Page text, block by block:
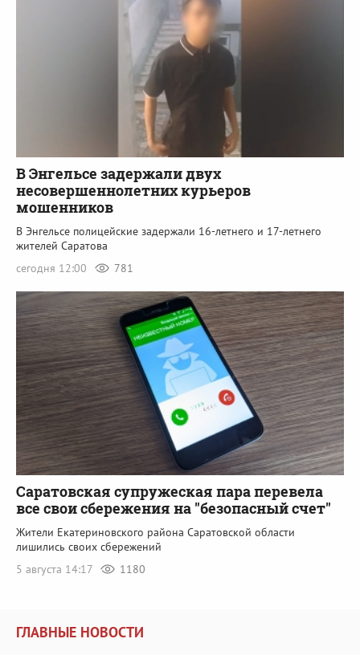
В Энгельсе задержали двух
несовершеннолетних курьеров
мошенников
В Энгельсе полицейские задержали 16-летнего и 17-летнего
жителей Саратова
сегодня 12:00
781
Саратовская супружеская пара перевела
все свои сбережения на "безопасный счет"
Жители Екатериновского района Саратовской области
лишились своих сбережений
5 августа 14:17
1180
ГЛАВНЫЕ НОВОСТИ